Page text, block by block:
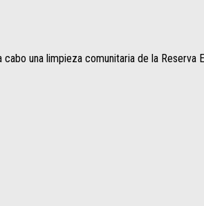
una limpieza comunitaria de la Reserva